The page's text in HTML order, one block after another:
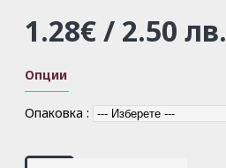
1.28€ / 2.50 лв.
Опции
Опаковка :